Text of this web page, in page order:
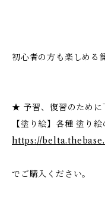
初心者の方も楽しめる
★ 予習、復習のために
【塗り絵】各種 塗り
https://
でご購入ください。